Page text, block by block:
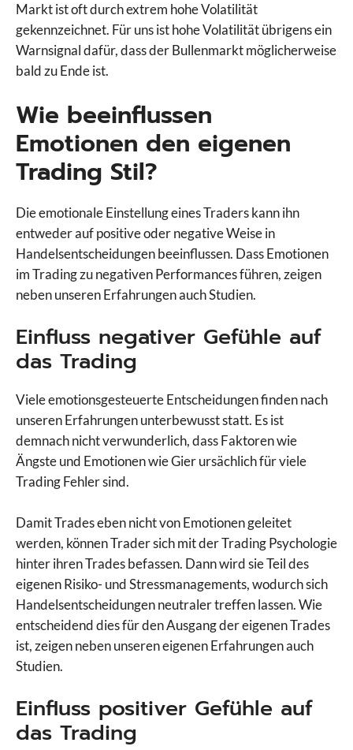
Markt ist oft durch extrem hohe Volatilität
gekennzeichnet. Für uns ist hohe Volatilität übrigens ein
Warnsignal dafür, dass der Bullenmarkt möglicherweise
bald zu Ende ist.
Wie beeinflussen
Emotionen den eigenen
Trading Stil?
Die emotionale Einstellung eines Traders kann ihn
entweder auf positive oder negative Weise in
Handelsentscheidungen beeinflussen. Dass Emotionen
im Trading zu negativen Performances führen, zeigen
neben unseren Erfahrungen auch Studien.
Einfluss negativer Gefühle auf
das Trading
Viele emotionsgesteuerte Entscheidungen finden nach
unseren Erfahrungen unterbewusst statt. Es ist
demnach nicht verwunderlich, dass Faktoren wie
Ängste und Emotionen wie Gier ursächlich für viele
Trading Fehler sind.
Damit Trades eben nicht von Emotionen geleitet
werden, können Trader sich mit der Trading Psychologie
hinter ihren Trades befassen. Dann wird sie Teil des
eigenen Risiko- und Stressmanagements, wodurch sich
Handelsentscheidungen neutraler treffen lassen. Wie
entscheidend dies für den Ausgang der eigenen Trades
ist, zeigen neben unseren eigenen Erfahrungen auch
Studien.
Einfluss positiver Gefühle auf
das Trading